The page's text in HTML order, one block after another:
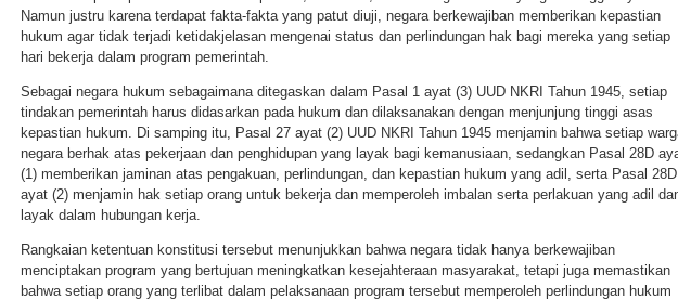
Namun justru karena terdapat fakta-fakta yang patut diuji, negara berkewajiban memberikan kepastian
hukum agar tidak terjadi ketidakjelasan mengenai status dan perlindungan hak bagi mereka yang setiap
hari bekerja dalam program pemerintah.
Sebagai negara hukum sebagaimana ditegaskan dalam Pasal 1 ayat (3) UUD NKRI Tahun 1945, setiap
tindakan pemerintah harus didasarkan pada hukum dan dilaksanakan dengan menjunjung tinggi asas
kepastian hukum. Di samping itu, Pasal 27 ayat (2) UUD NKRI Tahun 1945 menjamin bahwa setiap
negara berhak atas pekerjaan dan penghidupan yang layak bagi kemanusiaan, sedangkan Pasal 28D
(1) memberikan jaminan atas pengakuan, perlindungan, dan kepastian hukum yang adil, serta Pasal 28D
ayat (2) menjamin hak setiap orang untuk bekerja dan memperoleh imbalan serta perlakuan yang adil
layak dalam hubungan kerja.
Rangkaian ketentuan konstitusi tersebut menunjukkan bahwa negara tidak hanya berkewajiban
menciptakan program yang bertujuan meningkatkan kesejahteraan masyarakat, tetapi juga memastikan
bahwa setiap orang yang terlibat dalam pelaksanaan program tersebut memperoleh perlindungan hukum